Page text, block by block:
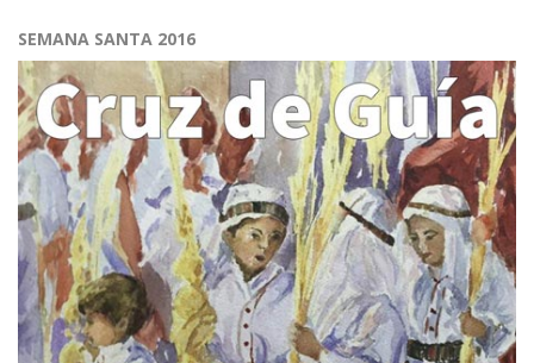
SEMANA SANTA 2016